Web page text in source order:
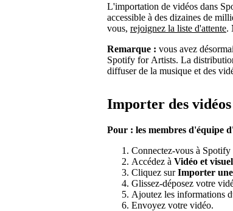
L'importation de vidéos dans
accessible à des dizaines de
vous, rejoignez la liste d'attente.
Remarque : vous avez
Spotify for Artists. La
diffuser de la musique et des
Importer des vidéos
Pour : les membres d'équipe
Connectez-vous à
Accédez à Vidéo et
Cliquez surImporter
Glissez-déposez votre
Ajoutez les informations
Envoyez votre vidéo.